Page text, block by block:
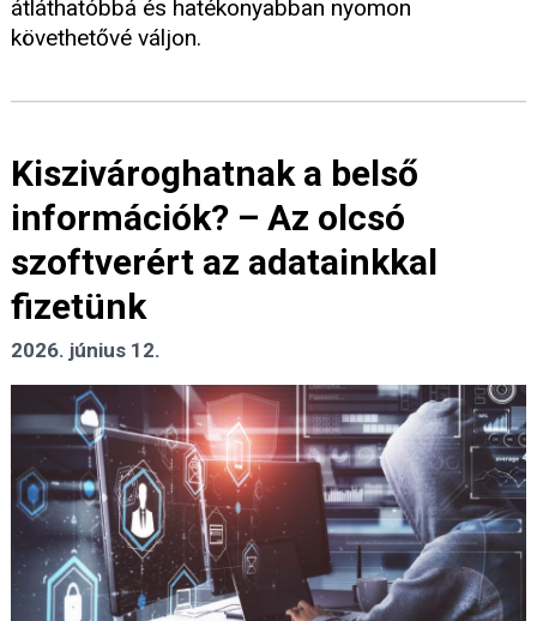
átláthatóbbá és hatékonyabban nyomon
követhetővé váljon.
Kiszivároghatnak a belső
információk? – Az olcsó
szoftverért az adatainkkal
fizetünk
2026. június 12.